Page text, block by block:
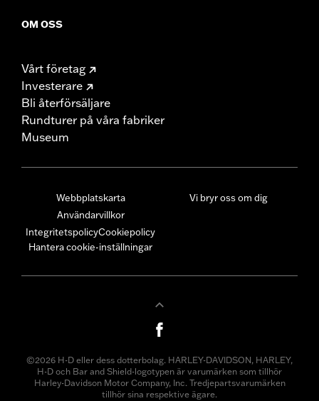
OM OSS
Vårt företag
Investerare
Bli återförsäljare
Rundturer på våra fabriker
Museum
Webbplatskarta
Användarvillkor
IntegritetspolicyCookiepolicy
Hantera cookie-inställningar
Vi bryr oss om dig
©2026 H-D eller dess dotterbolag. HARLEY-DAVIDSON, HARLEY,
H-D och Bar and Shield-logotypen är varumärken som tillhör
Harley-Davidson Motor Company, Inc. Tredjepartsvarumärken
tillhör sina respektive ägare.